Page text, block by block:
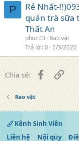
P
Rẻ Nhất-
quán trà sữa
Thất An
phuc03
Rao vặt
Trả lời 0 5/3/2020
Chia sẻ: Facebook
Rao vặt
Kênh Sinh Viên
Liên hệ
Nội quy